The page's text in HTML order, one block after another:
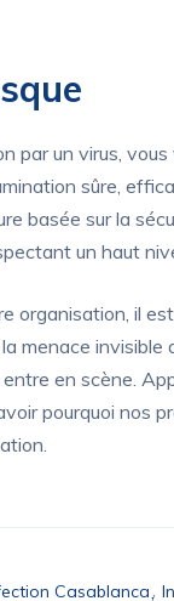
par un virus,
sûre,
basée sur la
un haut
organisation, il
menace invisible
en scène.
pourquoi nos
Casablanca